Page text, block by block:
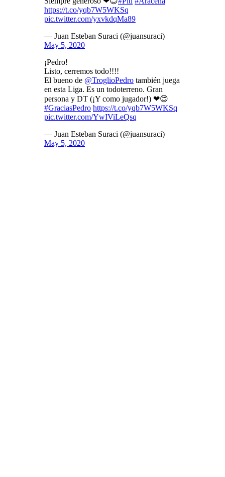
https://t.co/yqb7W5WKSq
pic.twitter.com/yxvkdqMa89
— Juan Esteban Suraci (@juansuraci)
May 5, 2020
¡Pedro!
Listo, cerremos todo!!!!
El bueno de @TroglioPedro también juega
en esta Liga. Es un todoterreno. Gran
persona y DT (¡Y como jugador!) ❤😊
#GraciasPedro https://t.co/yqb7W5WKSq
pic.twitter.com/YwIViLeQsq
— Juan Esteban Suraci (@juansuraci)
May 5, 2020